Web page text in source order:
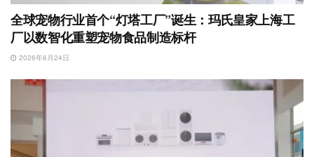
全球宠物行业首个“灯塔工厂”诞生：玛氏皇家上海工
厂以数智化重塑宠物食品制造标杆
2026年6月24日